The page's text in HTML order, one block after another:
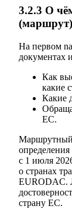
3.2.3 О
(маршрут)
На первом
документах
Как
какие
Какие
ЕС.
Маршрутный
с 1 июля
о странах
EURODAC.
страну ЕС.